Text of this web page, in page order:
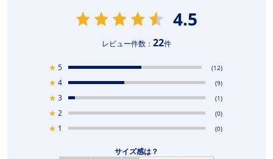
4.5
レビュー件数： 22件
★ 5 (12)
★ 4 (9)
★ 3 (1)
★ 2 (0)
★ 1 (0)
サイズ感は？